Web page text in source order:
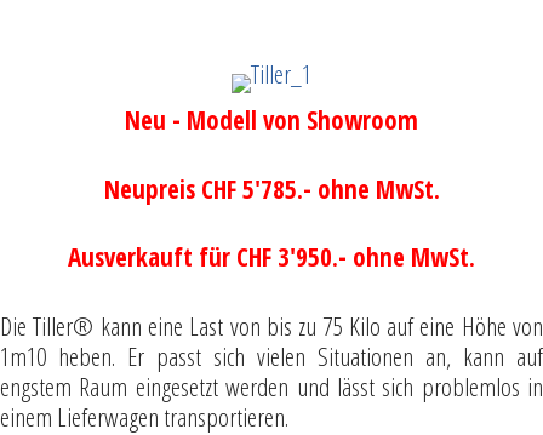
Neu - Modell von Showroom
Neupreis CHF 5'785.- ohne MwSt.
Ausverkauft für CHF 3'950.- ohne MwSt.
Die Tiller® kann eine Last von bis zu 75 Kilo auf eine Höhe von
1m10 heben. Er passt sich vielen Situationen an, kann auf
engstem Raum eingesetzt werden und lässt sich problemlos in
einem Lieferwagen transportieren.